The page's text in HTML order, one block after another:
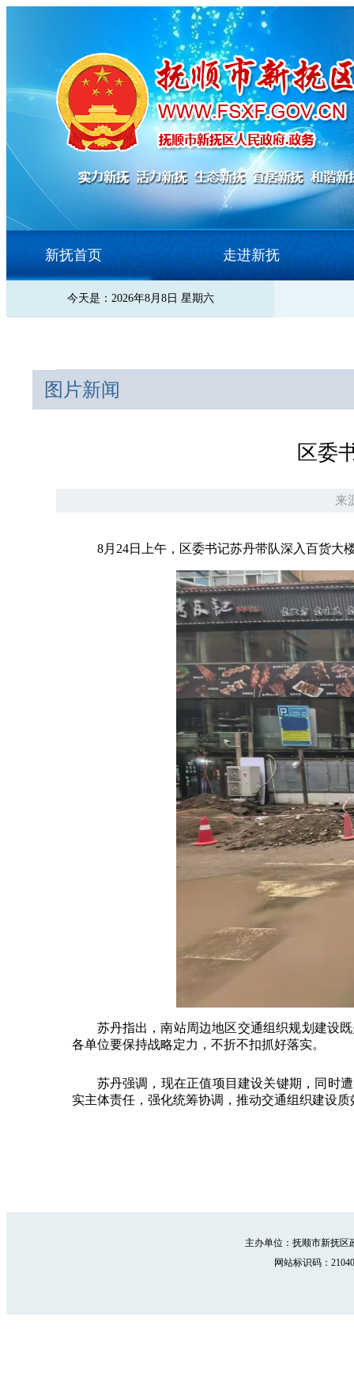
新抚首页 走进新抚
今天是：2026年8月8日 星期六
图片新闻
区委
来
8月24日上午，区委书记苏丹带队深入百货大
苏丹指出，南站周边地区交通组织规划建设
各单位要保持战略定力，不折不扣抓好落实。
苏丹强调，现在正值项目建设关键期，同时
实主体责任，强化统筹协调，推动交通组织建设
主办单位：抚顺市新抚
网站标识码：